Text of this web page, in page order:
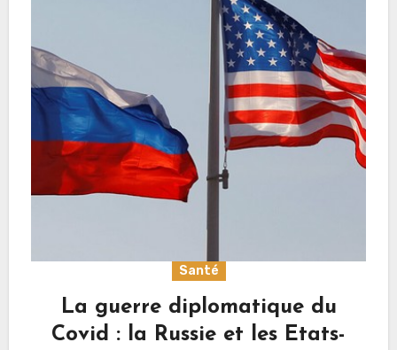
Santé
La guerre diplomatique du
Covid : la Russie et les Etats-